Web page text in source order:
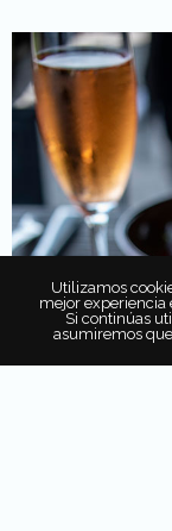
Utilizamos
mejor experiencia
Si continúas
asumiremos